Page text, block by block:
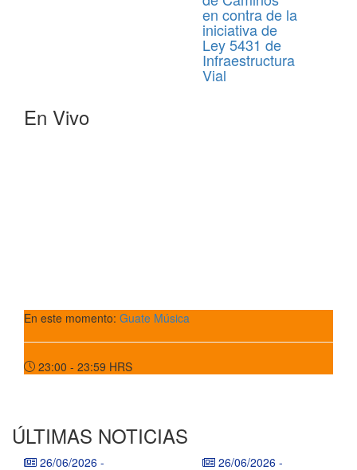
en contra de la
iniciativa de
Ley 5431 de
Infraestructura
Vial
En Vivo
En este momento: Guate Música
23:00 - 23:59 HRS
ÚLTIMAS NOTICIAS
26/06/2026 - 26/06/2026 -